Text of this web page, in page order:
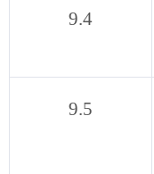
9.4
9.5